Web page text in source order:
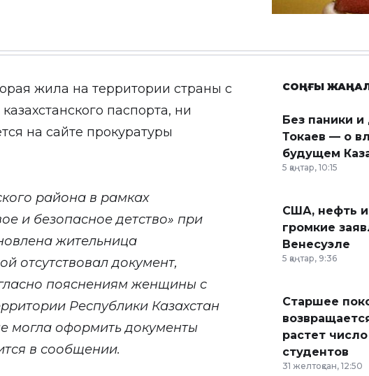
жила на территории страны с
паспорта, ни
на сайте прокуратуры
района в рамках
и безопасное детство» при
жительница
отсутствовал документ,
пояснениям женщины с
Республики Казахстан
могла оформить документы
в сообщении.
СОҢҒЫ
Без паники
Токаев — о
будущем
5 қаңтар, 10:15
США, нефть и
громкие
Венесуэле
5 қаңтар, 9:36
Старшее
растет
студентов
31 желтоқсан, 12:50